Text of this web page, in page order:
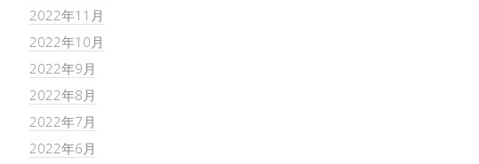
2022年11月
2022年10月
2022年9月
2022年8月
2022年7月
2022年6月